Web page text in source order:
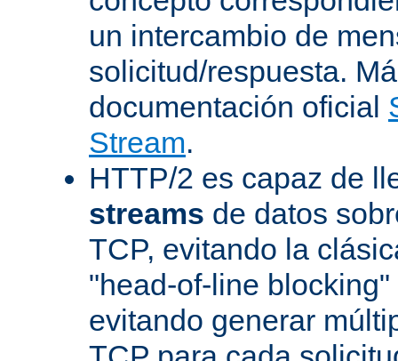
un intercambio de
solicitud/respuesta.
documentación oficial
Stream.
HTTP/2 es capaz de
streams de datos
TCP, evitando la
"head-of-line
evitando generar